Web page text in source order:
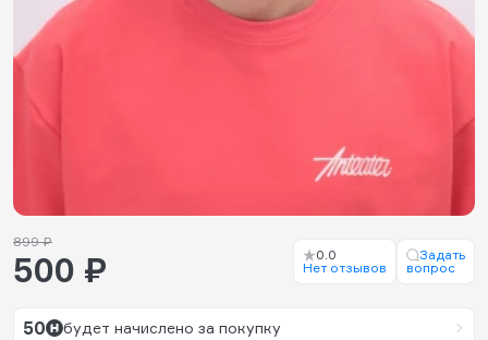
899 ₽
500 ₽
0.0
Нет отзывов
Задать
вопрос
50 будет начислено за покупку